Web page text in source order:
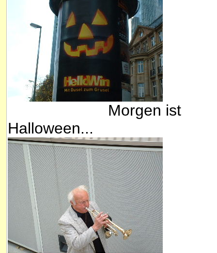
Morgen ist
Halloween...